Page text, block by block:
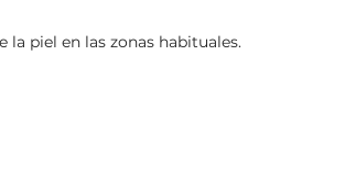
piel en las zonas habituales.